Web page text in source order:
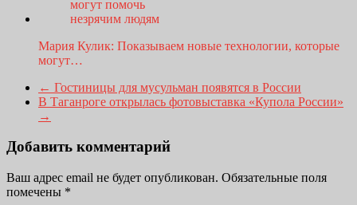
Мария Кулик: Показываем новые технологии, которые
могут…
← Гостиницы для мусульман появятся в России
В Таганроге открылась фотовыставка «Купола России»
→
Добавить комментарий
Ваш адрес email не будет опубликован. Обязательные поля
помечены *